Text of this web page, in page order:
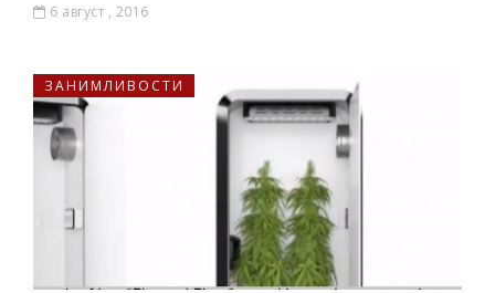
6 август , 2016
ЗАНИМЛИВОСТИ